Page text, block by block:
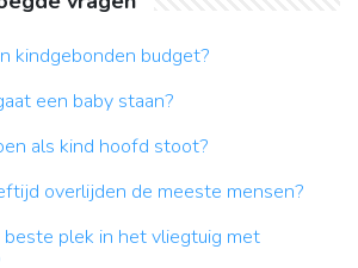
kindgebonden budget?
een baby staan?
als kind hoofd stoot?
overlijden de meeste mensen?
plek in het vliegtuig met